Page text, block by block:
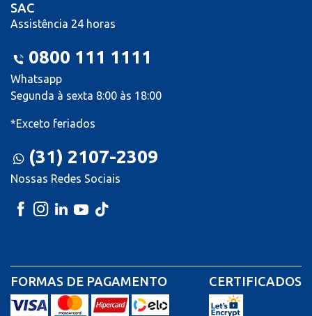
SAC
Assistência 24 horas
0800 111 1111
Whatsapp
Segunda à sexta 8:00 às 18:00
*Exceto feriados
(31) 2107-2309
Nossas Redes Sociais
FORMAS DE PAGAMENTO CERTIFICADOS